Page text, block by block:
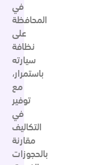
في
المحافظة
على
نظافة
سيارته
باستمرار،
مع
توفير
في
التكاليف
مقارنة
بالحجوزات